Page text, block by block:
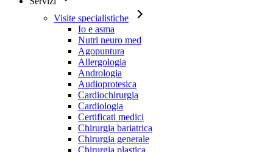
Visite specialistiche
Io e asma
Nutri neuro med
Agopuntura
Allergologia
Andrologia
Audioprotesica
Cardiochirurgia
Cardiologia
Certificati medici
Chirurgia bariatrica
Chirurgia generale
Chirurgia plastica